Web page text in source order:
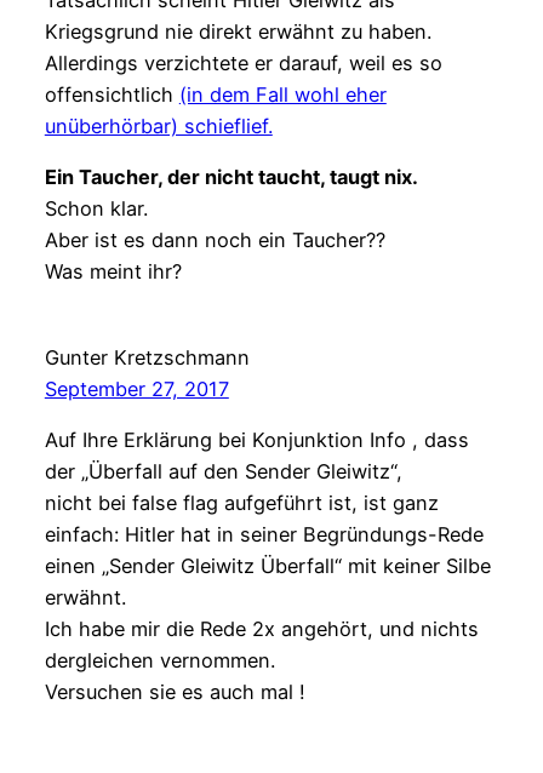
Kriegsgrund nie direkt erwähnt zu haben.
Allerdings verzichtete er darauf, weil es so
offensichtlich (in dem Fall wohl eher
unüberhörbar) schieflief.
Ein Taucher, der nicht taucht, taugt nix.
Schon klar.
Aber ist es dann noch ein Taucher??
Was meint ihr?
Gunter Kretzschmann
September 27, 2017
Auf Ihre Erklärung bei Konjunktion Info , dass
der „Überfall auf den Sender Gleiwitz“,
nicht bei false flag aufgeführt ist, ist ganz
einfach: Hitler hat in seiner Begründungs-Rede
einen „Sender Gleiwitz Überfall“ mit keiner Silbe
erwähnt.
Ich habe mir die Rede 2x angehört, und nichts
dergleichen vernommen.
Versuchen sie es auch mal !